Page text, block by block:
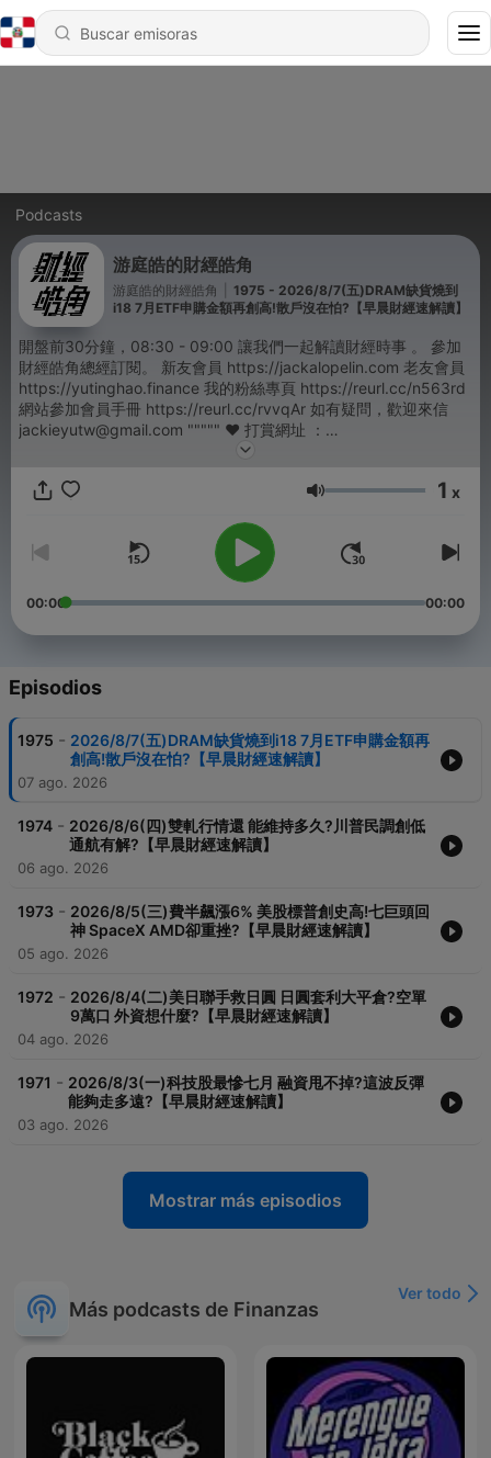
Podcasts
游庭皓的財經皓角
游庭皓的財經皓角
1975 - 2026/8/7(五)DRAM缺貨燒到
i18 7月ETF申購金額再創高!散戶沒在怕?【早晨財經速解讀】
開盤前30分鐘，08:30 - 09:00 讓我們一起解讀財經時事 。 參加
財經皓角總經訂閱。 新友會員 https://jackalopelin.com 老友會員
https://yutinghao.finance 我的粉絲專頁 https://reurl.cc/n563rd
網站參加會員手冊 https://reurl.cc/rvvqAr 如有疑問，歡迎來信
jackieyutw@gmail.com """"" ♥️ 打賞網址 ：
https://p.ecpay.com.tw/B83478D """""
Volumen 1 x
00:00 00:00
Episodios
1975 - 2026/8/7(五)DRAM缺貨燒到i18 7月ETF申購金額再
創高!散戶沒在怕?【早晨財經速解讀】
07 ago. 2026
1974 - 2026/8/6(四)雙軋行情還 能維持多久?川普民調創低
通航有解?【早晨財經速解讀】
06 ago. 2026
1973 - 2026/8/5(三)費半飆漲6% 美股標普創史高!七巨頭回
神 SpaceX AMD卻重挫?【早晨財經速解讀】
05 ago. 2026
1972 - 2026/8/4(二)美日聯手救日圓 日圓套利大平倉?空單
9萬口 外資想什麼?【早晨財經速解讀】
04 ago. 2026
1971 - 2026/8/3(一)科技股最慘七月 融資甩不掉?這波反彈
能夠走多遠?【早晨財經速解讀】
03 ago. 2026
Mostrar más episodios
Más podcasts de Finanzas
Ver todo